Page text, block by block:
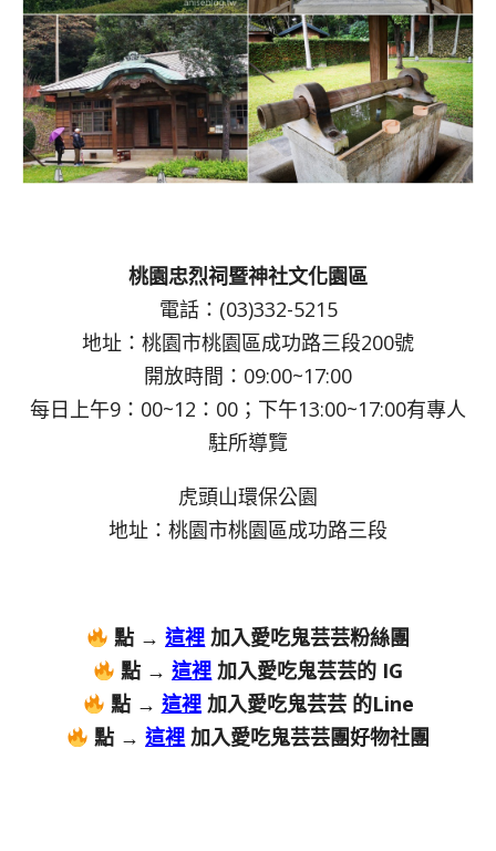
桃園忠烈祠暨神社文化園區
電話：(03)332-5215
地址：桃園市桃園區成功路三段200號
開放時間：09:00~17:00
每日上午9：00~12：00；下午13:00~17:00有專人
駐所導覽
虎頭山環保公園
地址：桃園市桃園區成功路三段
點 → 這裡 加入愛吃鬼芸芸粉絲團
點 →這裡 加入愛吃鬼芸芸的 IG
點 → 這裡加入愛吃鬼芸芸 的Line
點 → 這裡 加入愛吃鬼芸芸團好物社團